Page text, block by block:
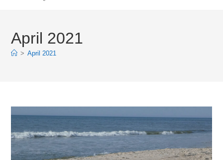
April 2021
> April 2021